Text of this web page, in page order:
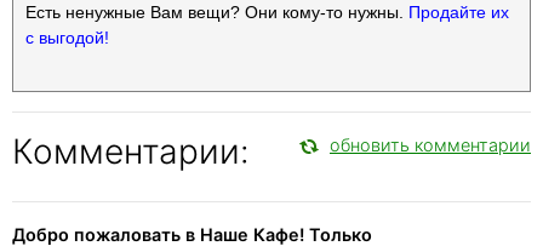
Есть ненужные Вам вещи? Они кому-то нужны. Продайте их
с выгодой!
Комментарии: обновить комментарии
Добро пожаловать в Наше Кафе! Только